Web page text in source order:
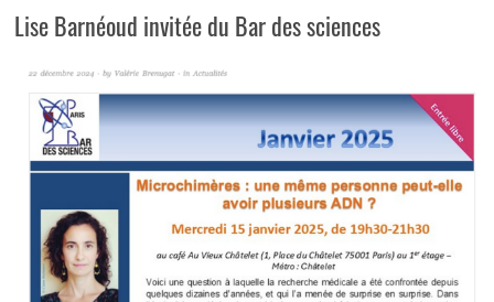
Lise Barnéoud invitée du Bar des sciences